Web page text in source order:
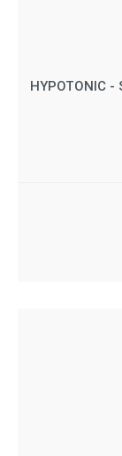
HYPOTONIC -